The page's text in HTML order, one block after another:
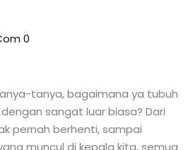
0
tanya, bagaimana ya tubuh
sangat luar biasa? Dari
pernah berhenti, sampai
muncul di kepala kita, semua